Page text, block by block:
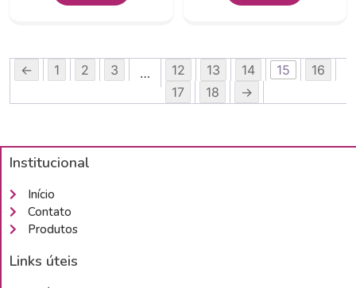
← 1 2 3 … 12 13 14 15
16
17
18 →
Institucional
Início
Contato
Produtos
Links úteis